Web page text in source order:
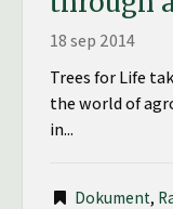
18 sep 2014
Trees for Life
the world of
in...
Dokument,